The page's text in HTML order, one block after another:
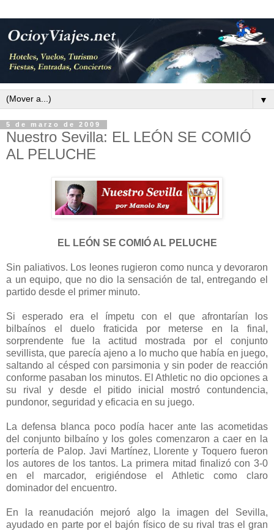
▼
5 de marzo de 2009
Nuestro Sevilla: EL LEÓN SE COMIÓ
AL PELUCHE
EL LEÓN SE COMIÓ AL PELUCHE
Sin paliativos. Los leones rugieron como nunca y devoraron
a un equipo, que no dio la sensación de tal, entregando el
partido desde el primer minuto.
Si esperado era el ímpetu con el que afrontarían los
bilbaínos el duelo fraticida por meterse en la final,
sorprendente fue la actitud mostrada por el conjunto
sevillista, que parecía ajeno a lo mucho que había en juego,
saltando al césped con parsimonia y sin poder de reacción
conforme pasaban los minutos. El Athletic no dio opciones a
su rival y desde el pitido inicial mostró contundencia,
pundonor, seguridad y eficacia en su juego.
La defensa blanca poco podía hacer ante las acometidas
del conjunto bilbaíno y los goles comenzaron a caer en la
portería de Palop. Javi Martínez, Llorente y Toquero fueron
los autores de los tantos. La primera mitad finalizó con 3-0
en el marcador, erigiéndose el Athletic como claro
dominador del encuentro.
En la reanudación mejoró algo la imagen del Sevilla,
ayudado en parte por el bajón físico de su rival tras el gran